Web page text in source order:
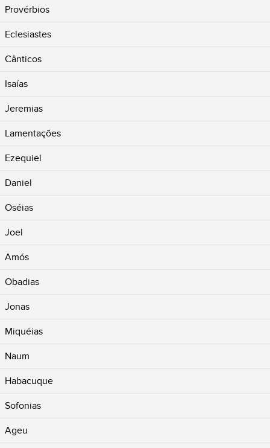
Provérbios
Eclesiastes
Cânticos
Isaías
Jeremias
Lamentações
Ezequiel
Daniel
Oséias
Joel
Amós
Obadias
Jonas
Miquéias
Naum
Habacuque
Sofonias
Ageu